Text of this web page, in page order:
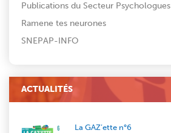
Publications du Secteur Psychologues
Ramene tes neurones
SNEPAP-INFO
ACTUALITÉS
La GAZ’ette n°6